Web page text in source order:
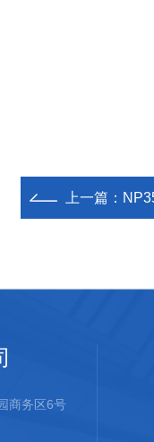
上一篇：
商务区6号